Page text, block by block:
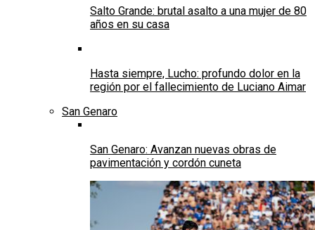
Salto Grande: brutal asalto a una mujer de 80
años en su casa
Hasta siempre, Lucho: profundo dolor en la
región por el fallecimiento de Luciano Aimar
San Genaro
San Genaro: Avanzan nuevas obras de
pavimentación y cordón cuneta